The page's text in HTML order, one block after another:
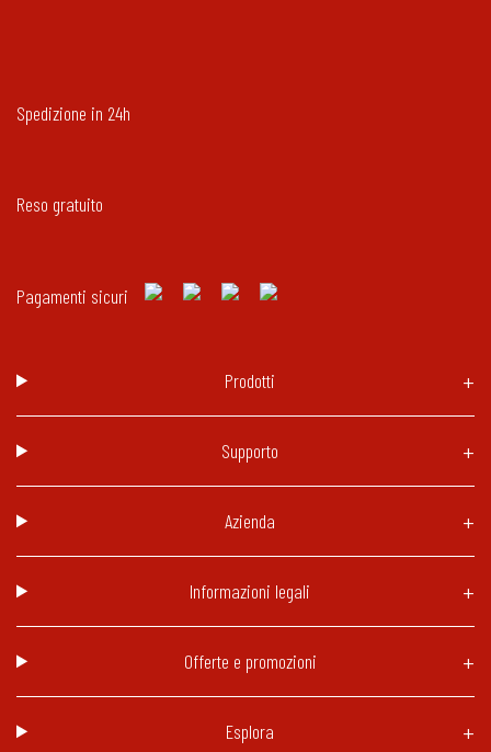
Spedizione in 24h
Reso gratuito
Pagamenti sicuri
Prodotti
Supporto
Azienda
Informazioni legali
Offerte e promozioni
Esplora